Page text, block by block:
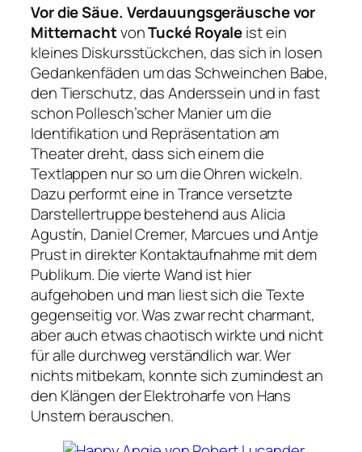
Vor die Säue. Verdauungsgeräusche vor
MitternachtvonTucké Royaleist ein
kleines Diskursstückchen, das sich in losen
Gedankenfäden um das Schweinchen Babe,
den Tierschutz, das Anderssein und in fast
schon Pollesch’scher Manier um die
Identifikation und Repräsentation am
Theater dreht, dass sich einem die
Textlappen nur so um die Ohren wickeln.
Dazu performt eine in Trance versetzte
Darstellertruppe bestehend aus Alicia
Agustín, Daniel Cremer, Marcues und Antje
Prust in direkter Kontaktaufnahme mit dem
Publikum. Die vierte Wand ist hier
aufgehoben und man liest sich die Texte
gegenseitig vor. Was zwar recht charmant,
aber auch etwas chaotisch wirkte und nicht
für alle durchweg verständlich war. Wer
nichts mitbekam, konnte sich zumindest an
den Klängen der Elektroharfe von Hans
Unstern berauschen.